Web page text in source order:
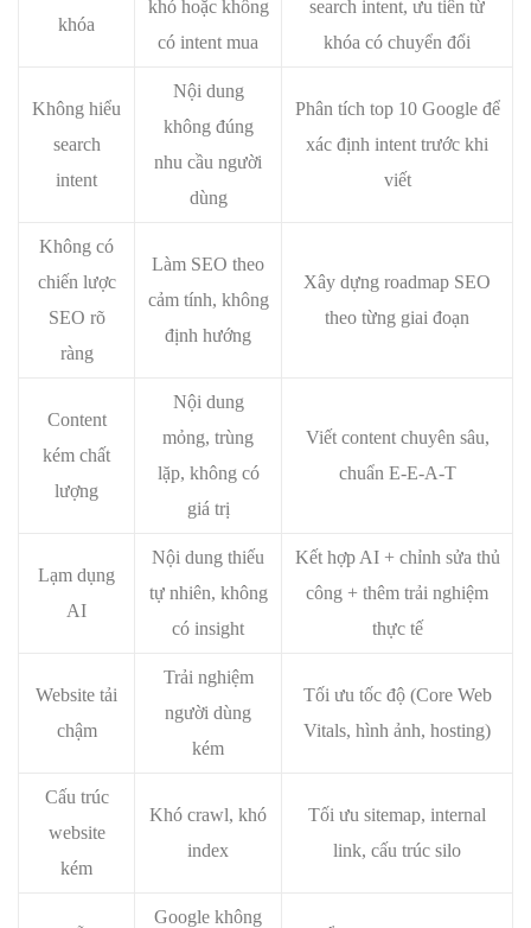
khóa
khó hoặc không
có intent mua
search intent, ưu tiên từ
khóa có chuyển đổi
Không hiểu
search
intent
Nội dung
không đúng
nhu cầu người
dùng
Phân tích top 10 Google để
xác định intent trước khi
viết
Không có
chiến lược
SEO rõ
ràng
Làm SEO theo
cảm tính, không
định hướng
Xây dựng roadmap SEO
theo từng giai đoạn
Content
kém chất
lượng
Nội dung
mỏng, trùng
lặp, không có
giá trị
Viết content chuyên sâu,
chuẩn E-E-A-T
Lạm dụng
AI
Nội dung thiếu
tự nhiên, không
có insight
Kết hợp AI + chỉnh sửa thủ
công + thêm trải nghiệm
thực tế
Website tải
chậm
Trải nghiệm
người dùng
kém
Tối ưu tốc độ (Core Web
Vitals, hình ảnh, hosting)
Cấu trúc
website
kém
Khó crawl, khó
index
Tối ưu sitemap, internal
link, cấu trúc silo
Google không